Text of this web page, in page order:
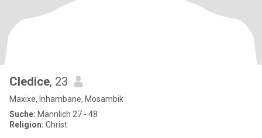
Cledice, 23
Maxixe, Inhambane, Mosambik
Suche: Männlich 27 - 48
Religion: Christ